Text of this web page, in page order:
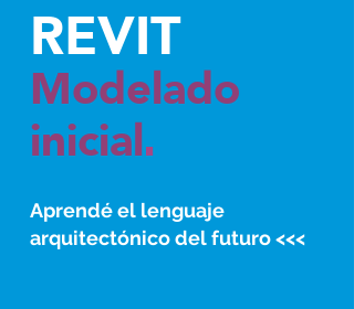
REVIT
Modelado
inicial.
Aprendé el lenguaje
arquitectónico del futuro <<<